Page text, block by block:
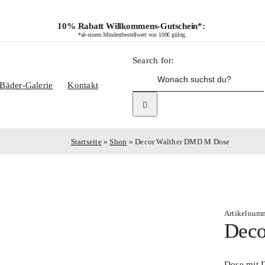
10% Rabatt Willkommens-Gutschein*:
*ab einem Mindestbestellwert von 100€ gültig.
Bäder-Galerie Kontakt
Search for:
Startseite»Shop »Decor Walther DMD M Dose